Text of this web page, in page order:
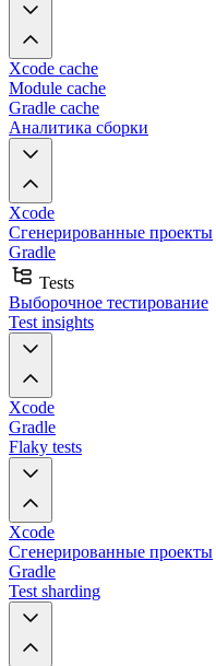
Xcode cache
Module cache
Gradle cache
Аналитика сборки
Xcode
Сгенерированные проекты
Gradle
Tests
Выборочное тестирование
Test insights
Xcode
Gradle
Flaky tests
Xcode
Сгенерированные проекты
Gradle
Test sharding